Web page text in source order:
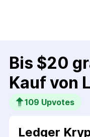
Bis $20
Kauf von
109 Upvotes
Ledger